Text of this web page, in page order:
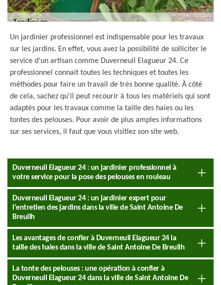
Un jardinier professionnel est indispensable pour les travaux
sur les jardins. En effet, vous avez la possibilité de solliciter le
service d'un artisan comme Duverneuil Elagueur 24. Ce
professionnel connait toutes les techniques et toutes les
méthodes pour faire un travail de très bonne qualité. À côté
de cela, sachez qu'il peut recourir à tous les matériels qui sont
adaptés pour les travaux comme la taille des haies ou les
tontes des pelouses. Pour avoir de plus amples informations
sur ses services, il faut que vous visitiez son site web.
Duverneuil Elagueur 24 : un jardinier professionnel à
votre service pour la pose des pelouses en rouleau
Duverneuil Elagueur 24 : un jardinier expert pour
l'entretien des jardins dans la ville de Saint Antoine De
Breuilh
Les avantages de confier à Duverneuil Elagueur 24 la
taille des haies dans la ville de Saint Antoine De Breuilh
La tonte des pelouses : une opération à confier à
Duverneuil Elagueur 24 dans la ville de Saint Antoine De